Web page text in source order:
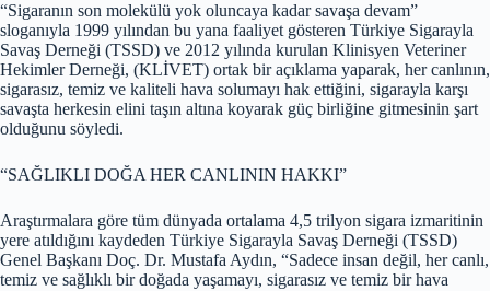
“Sigaranın son molekülü yok oluncaya kadar savaşa devam”
sloganıyla 1999 yılından bu yana faaliyet gösteren Türkiye Sigarayla
Savaş Derneği (TSSD) ve 2012 yılında kurulan Klinisyen Veteriner
Hekimler Derneği, (KLİVET) ortak bir açıklama yaparak, her canlının,
sigarasız, temiz ve kaliteli hava solumayı hak ettiğini, sigarayla karşı
savaşta herkesin elini taşın altına koyarak güç birliğine gitmesinin şart
olduğunu söyledi.
“SAĞLIKLI DOĞA HER CANLININ HAKKI”
Araştırmalara göre tüm dünyada ortalama 4,5 trilyon sigara izmaritinin
yere atıldığını kaydeden Türkiye Sigarayla Savaş Derneği (TSSD)
Genel Başkanı Doç. Dr. Mustafa Aydın, “Sadece insan değil, her canlı,
temiz ve sağlıklı bir doğada yaşamayı, sigarasız ve temiz bir hava